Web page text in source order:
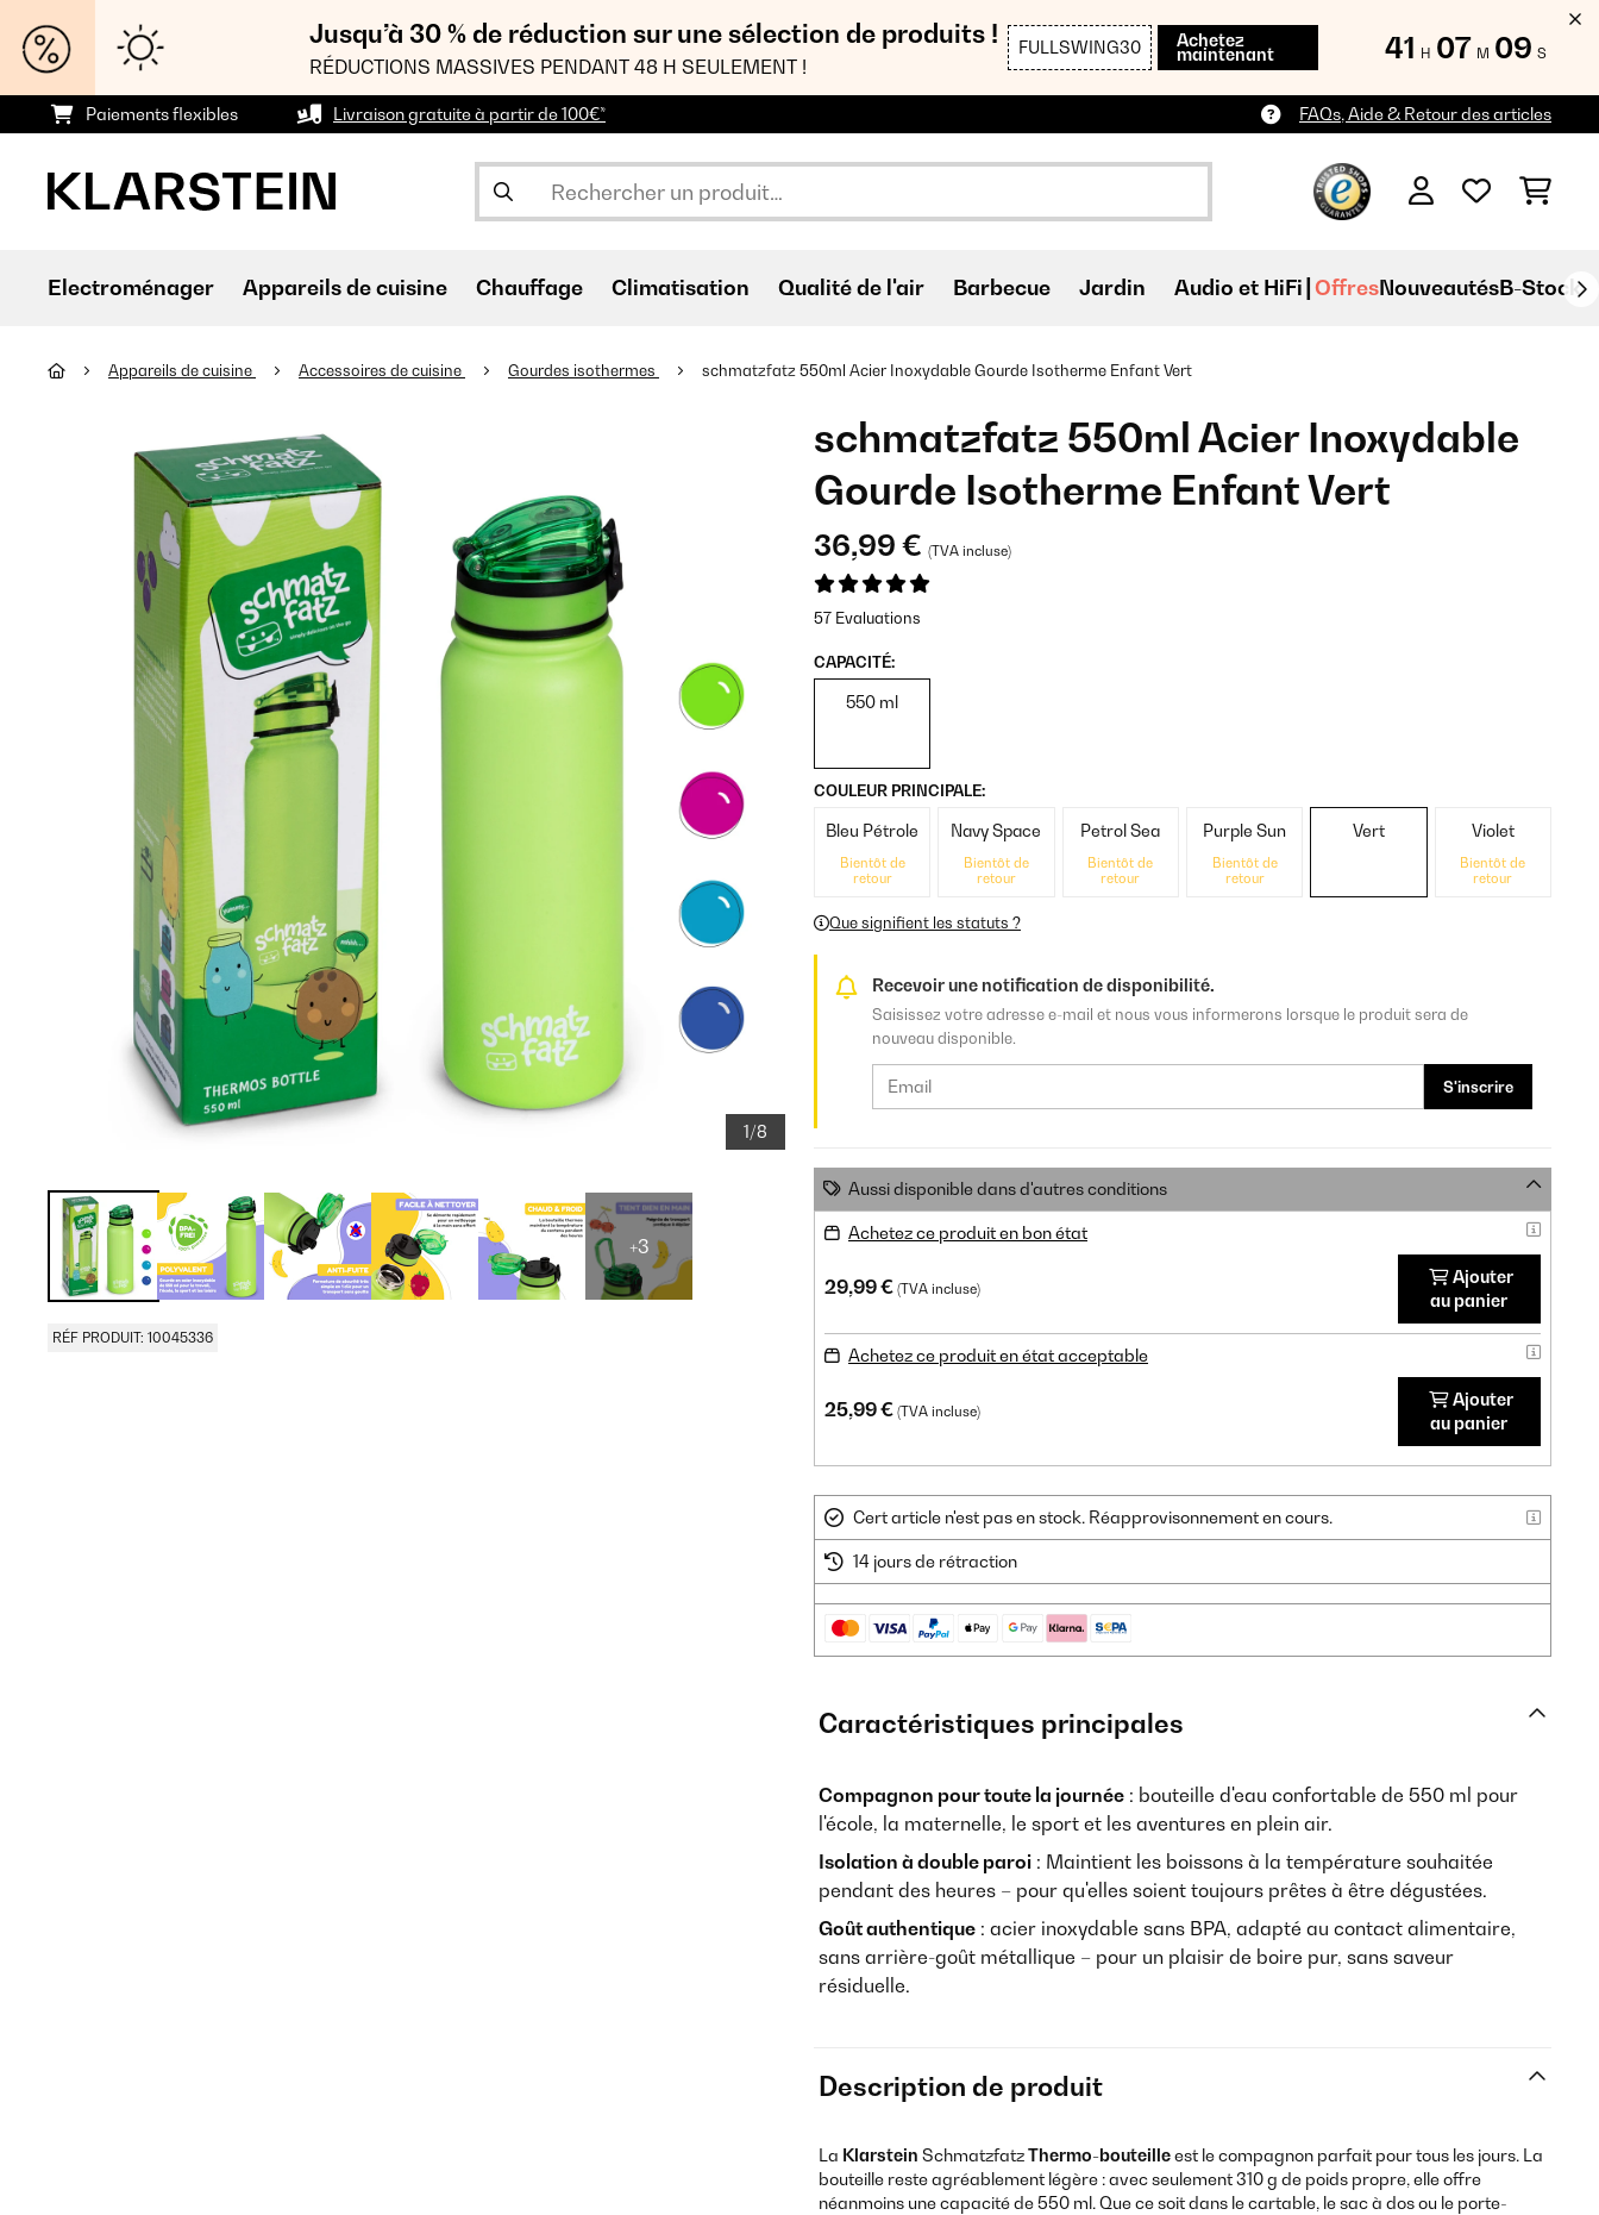
Jusqu’à 30 % de réduction sur une sélection de produits !
RÉDUCTIONS MASSIVES PENDANT 48 H SEULEMENT !
FULLSWING30 Achetez
maintenant 41 H 07 M 07 S
Paiements flexibles Livraison gratuite à partir de 100€* FAQs, Aide & Retour des articles
Electroménager Appareils de cuisine Chauffage Climatisation Qualité de l'air Barbecue Jardin Audio et HiFi OffresNouveautésB-Stock
Appareils de cuisine Accessoires de cuisine Gourdes isothermes schmatzfatz 550ml Acier Inoxydable Gourde Isotherme Enfant Vert
1/8
+3
RÉF PRODUIT: 10045336
schmatzfatz 550ml Acier Inoxydable
Gourde Isotherme Enfant Vert
36,99 € (TVA incluse)
57 Evaluations
CAPACITÉ:
550 ml
COULEUR PRINCIPALE:
Bleu Pétrole
Bientôt de
retour
Navy Space
Bientôt de
retour
Petrol Sea
Bientôt de
retour
Purple Sun
Bientôt de
retour
Vert Violet
Bientôt de
retour
Que signifient les statuts ?
Recevoir une notification de disponibilité.
Saisissez votre adresse e-mail et nous vous informerons lorsque le produit sera de
nouveau disponible.
S'inscrire
Aussi disponible dans d'autres conditions
Achetez ce produit en bon état
29,99 € (TVA incluse)
Ajouter
au panier
Achetez ce produit en état acceptable
25,99 € (TVA incluse)
Ajouter
au panier
Cert article n'est pas en stock. Réapprovisonnement en cours.
14 jours de rétraction
Caractéristiques principales
Compagnon pour toute la journée : bouteille d'eau confortable de 550 ml pour
l'école, la maternelle, le sport et les aventures en plein air.
Isolation à double paroi : Maintient les boissons à la température souhaitée
pendant des heures – pour qu'elles soient toujours prêtes à être dégustées.
Goût authentique : acier inoxydable sans BPA, adapté au contact alimentaire,
sans arrière-goût métallique – pour un plaisir de boire pur, sans saveur
résiduelle.
Description de produit
La Klarstein SchmatzfatzThermo-bouteilleest le compagnon parfait pour tous les jours. La
bouteille reste agréablement légère : avec seulement 310 g de poids propre, elle offre
néanmoins une capacité de 550 ml. Que ce soit dans le cartable, le sac à dos ou le porte-